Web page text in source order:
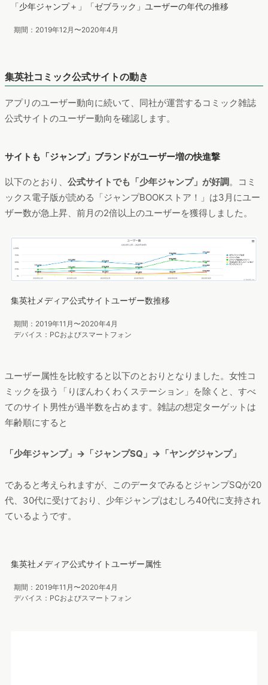
「少年ジャンプ＋」「ゼブラック」ユーザーの年代の推移
期間：2019年12月〜2020年4月
集英社コミック公式サイトの動き
アプリのユーザー動向に続いて、同社が運営するコミック雑誌
公式サイトのユーザー動向を確認します。
サイトも「ジャンプ」ブランドがユーザー増の快進撃
以下のとおり、 公式サイトでも「少年ジャンプ」が好調。コミ
ックス電子版が読める「ジャンプBOOKストア！」は3月にユー
ザー数が急上昇、前月の2倍以上のユーザーを獲得しました。
集英社メディア公式サイトユーザー数推移
期間：2019年11月〜2020年4月
デバイス：PCおよびスマートフォン
ユーザー属性を比較すると以下のとおりとなりました。女性コ
ミックを扱う「りぼんわくわくステーション」を除くと、すべ
てのサイト男性が過半数を占めます。雑誌の想定ターゲットは
年齢順にすると
「少年ジャンプ」→「ジャンプSQ」→「ヤングジャンプ」
であると考えられますが、このデータでみるとジャンプSQが20
代、30代に受けており、少年ジャンプはむしろ40代に支持され
ているようです。